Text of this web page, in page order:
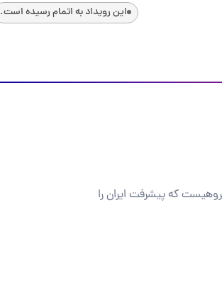
این رویداد به اتمام رسیده است.
که پیشرفت ایران را